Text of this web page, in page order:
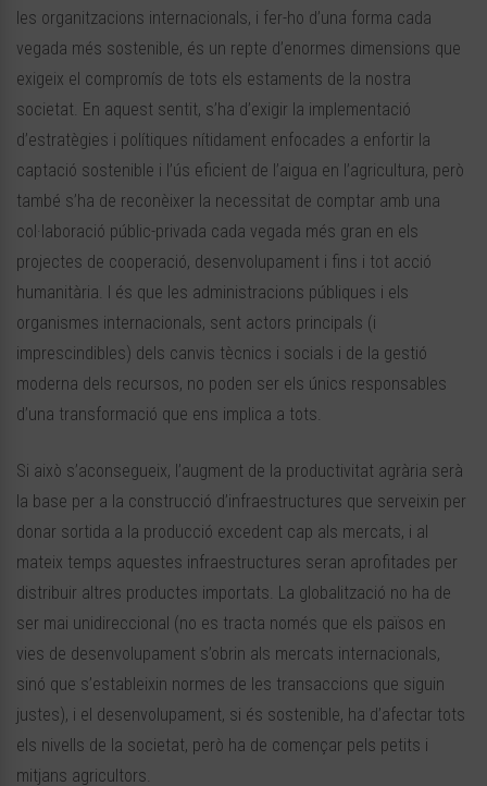
les organitzacions internacionals, i fer-ho d’una forma cada
vegada més sostenible, és un repte d’enormes dimensions que
exigeix ​​el compromís de tots els estaments de la nostra
societat. En aquest sentit, s’ha d’exigir la implementació
d’estratègies i polítiques nítidament enfocades a enfortir la
captació sostenible i l’ús eficient de l’aigua en l’agricultura, però
també s’ha de reconèixer la necessitat de comptar amb una
col·laboració públic-privada cada vegada més gran en els
projectes de cooperació, desenvolupament i fins i tot acció
humanitària. I és que les administracions públiques i els
organismes internacionals, sent actors principals (i
imprescindibles) dels canvis tècnics i socials i de la gestió
moderna dels recursos, no poden ser els únics responsables
d’una transformació que ens implica a tots.
Si això s’aconsegueix, l’augment de la productivitat agrària serà
la base per a la construcció d’infraestructures que serveixin per
donar sortida a la producció excedent cap als mercats, i al
mateix temps aquestes infraestructures seran aprofitades per
distribuir altres productes importats. La globalització no ha de
ser mai unidireccional (no es tracta només que els països en
vies de desenvolupament s’obrin als mercats internacionals,
sinó que s’estableixin normes de les transaccions que siguin
justes), i el desenvolupament, si és sostenible, ha d’afectar tots
els nivells de la societat, però ha de començar pels petits i
mitjans agricultors.